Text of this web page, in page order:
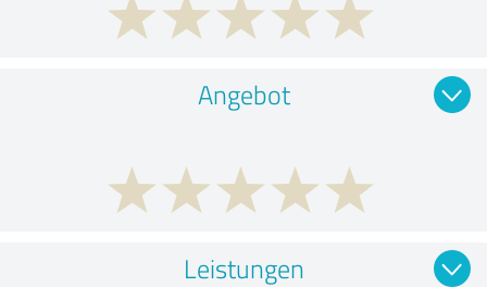
Angebot
Leistungen